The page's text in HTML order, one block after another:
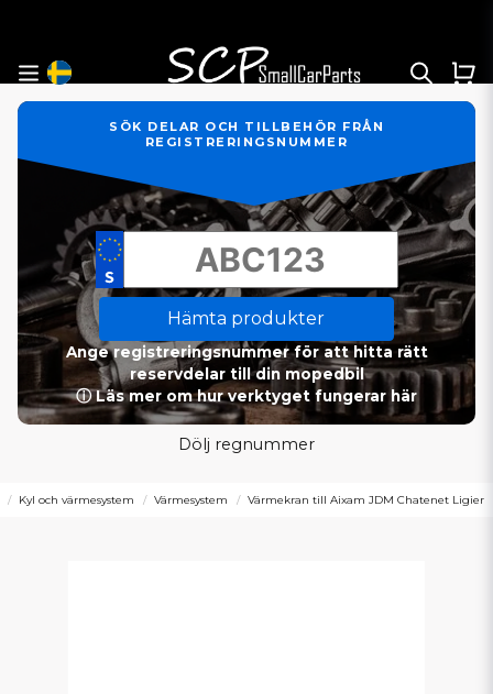
SÖK DELAR OCH TILLBEHÖR FRÅN
REGISTRERINGSNUMMER
Hämta produkter
Ange registreringsnummer för att hitta rätt
reservdelar till din mopedbil
ⓘ Läs mer om hur verktyget fungerar här
Dölj regnummer
Kyl och värmesystem Värmesystem Värmekran till Aixam JDM Chatenet Ligier